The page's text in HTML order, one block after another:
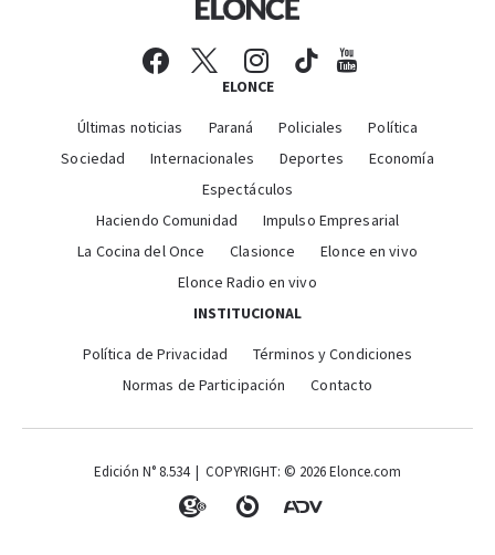
ELONCE
Últimas noticias Paraná Policiales
Política
Sociedad
Internacionales Deportes
Economía
Espectáculos
Haciendo Comunidad
Impulso Empresarial
La Cocina del Once
Clasionce
Elonce en vivo
Elonce Radio en vivo
INSTITUCIONAL
Política de Privacidad
Términos y Condiciones
Normas de Participación
Contacto
Edición N° 8.534 | COPYRIGHT: © 2026 Elonce.com